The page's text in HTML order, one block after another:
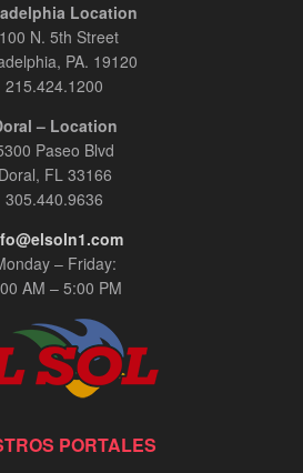
Location
N. 5th Street
PA. 19120
215.424.1200
– Location
Paseo Blvd
Doral, FL 33166
305.440.9636
– Friday:
AM – 5:00 PM
PORTALES